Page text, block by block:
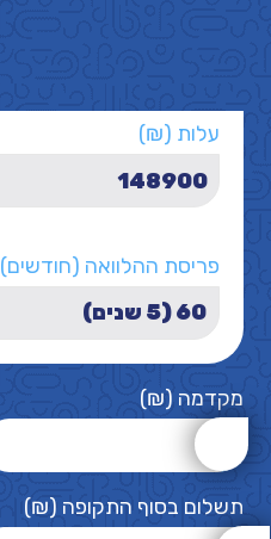
עלות (₪)
פריסת ההלוואה (חודשים)
מקדמה (₪)
תשלום בסוף התקופה (₪)